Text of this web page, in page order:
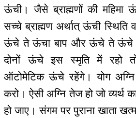
ऊंची। जैसे ब्राह्मणों की
सच्चे ब्राह्मण अर्थात् ऊंची
ऊंचे ते ऊंचा बाप और ऊंचे ते
दोनों ऊंचे इस स्मृति में रहो
ऑटोमेटिक ऊंचे रहेंगे। योग
करो। ऐसी अग्नि तेज हो जो व्यर्थ
हो जाए। संगम पर पुराना खाता